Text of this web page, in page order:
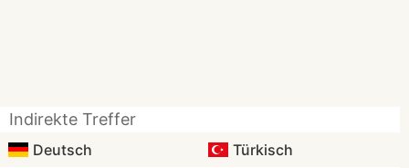
Indirekte Treffer
Deutsch Türkisch